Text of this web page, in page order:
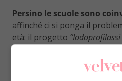
Persino le scuole sono
affinché ci si ponga il
età: il progetto “Iodoprofilassi
dall’
(SIE) è stato
Oltre a queste